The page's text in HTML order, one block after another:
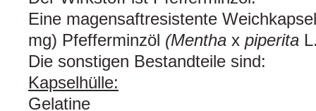
Eine magensaftresistente
mg) Pfefferminzöl (Mentha x piperita
Die sonstigen Bestandteile sind:
Kapselhülle:
Gelatine